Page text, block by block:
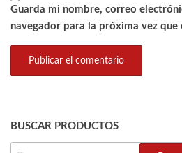
Guarda mi nombre, correo
navegador para la próxima vez que
BUSCAR PRODUCTOS
BUSCAR: